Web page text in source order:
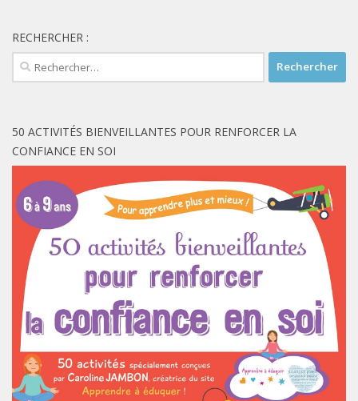
RECHERCHER :
Rechercher :
50 ACTIVITÉS BIENVEILLANTES POUR RENFORCER LA
CONFIANCE EN SOI